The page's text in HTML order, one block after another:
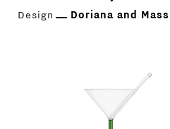
GIFT
Design
Doriana and